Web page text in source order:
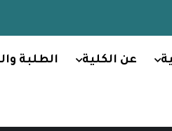
عن الكلية الطلبة